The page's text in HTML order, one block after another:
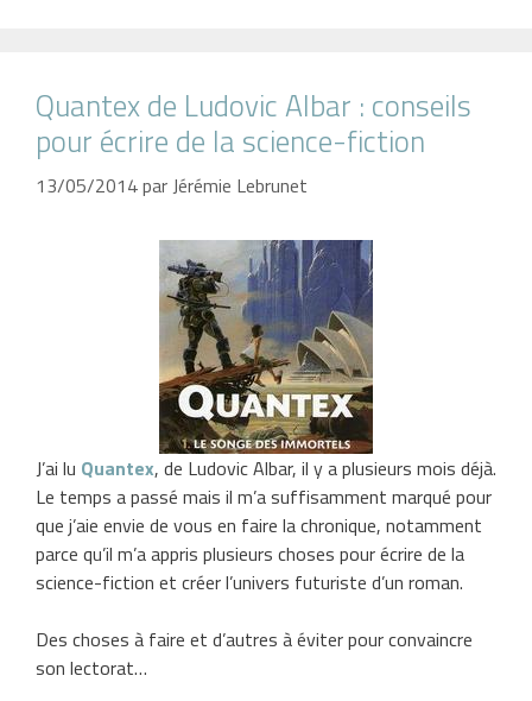
Quantex de Ludovic Albar : conseils
pour écrire de la science-fiction
13/05/2014par Jérémie Lebrunet
J’ai lu Quantex, de Ludovic Albar, il y a plusieurs mois déjà.
Le temps a passé mais il m’a suffisamment marqué pour
que j’aie envie de vous en faire la chronique, notamment
parce qu’il m’a appris plusieurs choses pour écrire de la
science-fiction et créer l’univers futuriste d’un roman.
Des choses à faire et d’autres à éviter pour convaincre
son lectorat…